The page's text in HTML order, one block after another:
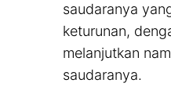
saudaranya
keturunan,
melanjutkan
saudaranya.